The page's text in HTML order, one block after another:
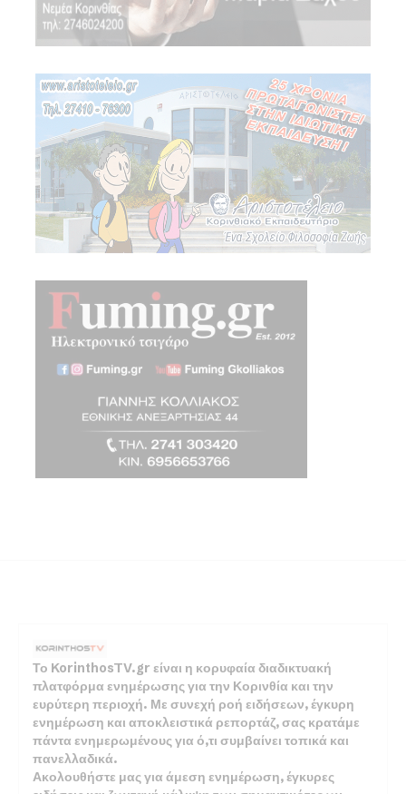
Το KorinthosTV.gr είναι η κορυφαία διαδικτυακή
πλατφόρμα ενημέρωσης για την Κορινθία και την
ευρύτερη περιοχή. Με συνεχή ροή ειδήσεων, έγκυρη
ενημέρωση και αποκλειστικά ρεπορτάζ, σας κρατάμε
πάντα ενημερωμένους για ό,τι συμβαίνει τοπικά και
πανελλαδικά.
Ακολουθήστε μας για άμεση ενημέρωση, έγκυρες